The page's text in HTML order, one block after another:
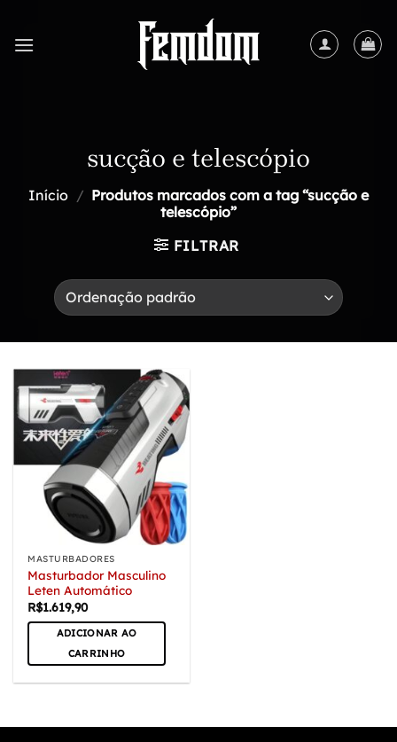
content
sucção e telescópio
Início / Produtos marcados com a tag “sucção e
telescópio”
FILTRAR
MASTURBADORES
Masturbador Masculino
Leten Automático
R$1.619,90
ADICIONAR AO
CARRINHO